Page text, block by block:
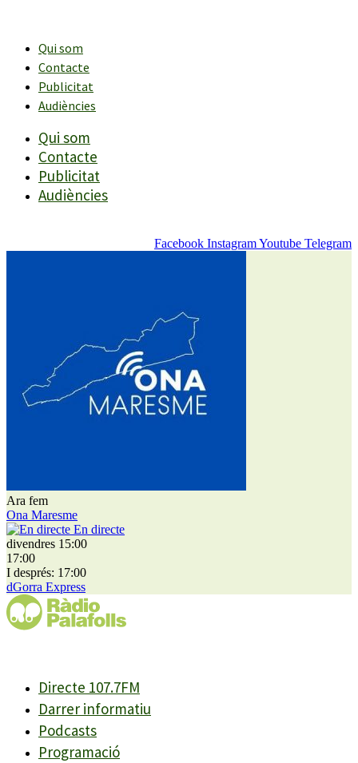
contingutQui som
Contacte
Publicitat
Audiències
Qui som
Contacte
Publicitat
Audiències
Facebook InstagramYoutube Telegram
Ara fem
Ona Maresme
En directe
divendres 15:00
17:00
I després: 17:00
dGorra Express
Directe 107.7FM
Darrer informatiu
Podcasts
Programació